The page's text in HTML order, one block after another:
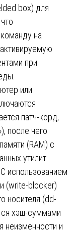
box) для
на
при
или
патч-корд,
после чего
(RAM) с
утилит.
С использованием
(write-blocker)
носителя (dd-
хэш-суммами
неизменности и